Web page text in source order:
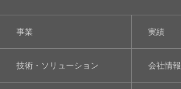
事業 実績
技術・ソリューション 会社情報